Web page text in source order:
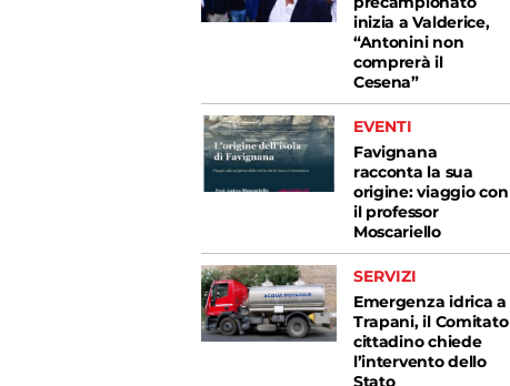
inizia a Valderice,
“Antonini non
comprerà il
Cesena”
EVENTI
Favignana
racconta la sua
origine: viaggio con
il professor
Moscariello
SERVIZI
Emergenza idrica a
Trapani, il Comitato
cittadino chiede
l’intervento dello
Stato